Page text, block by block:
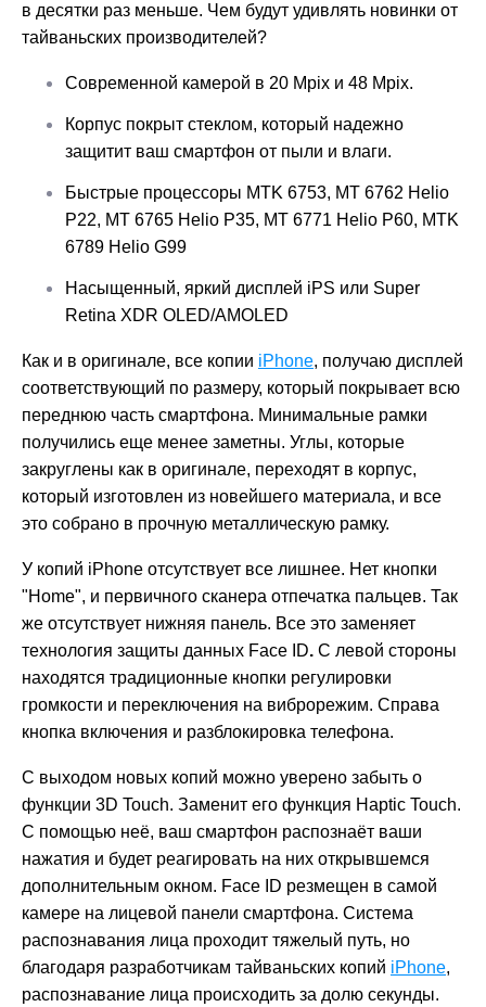
в десятки раз меньше. Чем будут удивлять новинки от
тайваньских производителей?
Современной камерой в 20 Mpix и 48 Mpix.
Корпус покрыт стеклом, который надежно
защитит ваш смартфон от пыли и влаги.
Быстрые процессоры МТK 6753, MT 6762 Helio
P22, MT 6765 Helio P35, MT 6771 Helio P60, MTK
6789 Helio G99
Насыщенный, яркий дисплей iPS или Super
Retina XDR OLED/AMOLED
Как и в оригинале, все копии iPhone, получаю дисплей
соответствующий по размеру, который покрывает всю
переднюю часть смартфона. Минимальные рамки
получились еще менее заметны. Углы, которые
закруглены как в оригинале, переходят в корпус,
который изготовлен из новейшего материала, и все
это собрано в прочную металлическую рамку.
У копий iPhone отсутствует все лишнее. Нет кнопки
"Home", и первичного сканера отпечатка пальцев. Так
же отсутствует нижняя панель. Все это заменяет
технология защиты данных Face ID. С левой стороны
находятся традиционные кнопки регулировки
громкости и переключения на виброрежим. Справа
кнопка включения и разблокировка телефона.
С выходом новых копий можно уверено забыть о
функции 3D Touch. Заменит его функция Haptic Touch.
С помощью неё, ваш смартфон распознаёт ваши
нажатия и будет реагировать на них открывшемся
дополнительным окном. Face ID резмещен в самой
камере на лицевой панели смартфона. Система
распознавания лица проходит тяжелый путь, но
благодаря разработчикам тайваньских копий iPhone,
распознавание лица происходить за долю секунды.